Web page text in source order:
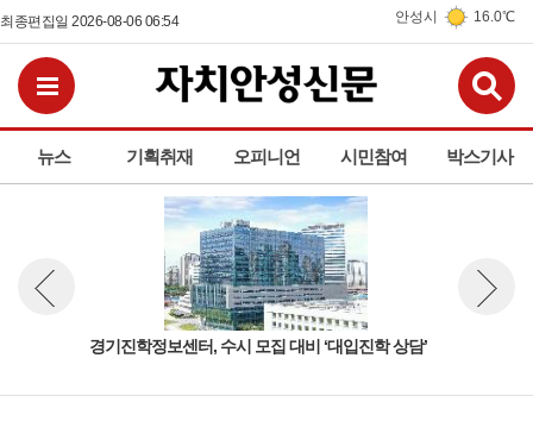
최종편집일 2026-08-06 06:54 안성시 16.0℃
뉴스 기획취재 오피니언 시민참여 박스기사
전체메뉴보기
경기진학정보센터, 수시 모집 대비 ‘대입진학 상담’
뉴스 이전보기